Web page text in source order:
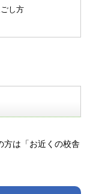
し方
方は「お近くの校舎